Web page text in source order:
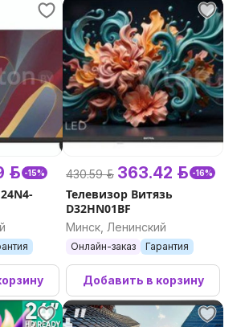
р. -15% 430.59 р. 363.42 р. -16%
Телевизор Витязь
D32HN01BF
Минск, Ленинский
Онлайн-заказ Гарантия
Добавить в корзину